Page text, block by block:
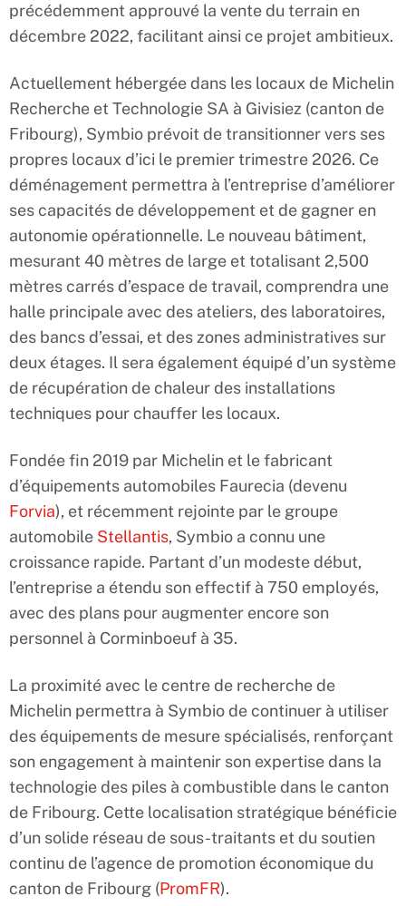
précédemment approuvé la vente du terrain en
décembre 2022, facilitant ainsi ce projet ambitieux.
Actuellement hébergée dans les locaux de Michelin
Recherche et Technologie SA à Givisiez (canton de
Fribourg), Symbio prévoit de transitionner vers ses
propres locaux d’ici le premier trimestre 2026. Ce
déménagement permettra à l’entreprise d’améliorer
ses capacités de développement et de gagner en
autonomie opérationnelle. Le nouveau bâtiment,
mesurant 40 mètres de large et totalisant 2,500
mètres carrés d’espace de travail, comprendra une
halle principale avec des ateliers, des laboratoires,
des bancs d’essai, et des zones administratives sur
deux étages. Il sera également équipé d’un système
de récupération de chaleur des installations
techniques pour chauffer les locaux.
Fondée fin 2019 par Michelin et le fabricant
d’équipements automobiles Faurecia (devenu
Forvia), et récemment rejointe par le groupe
automobile Stellantis, Symbio a connu une
croissance rapide. Partant d’un modeste début,
l’entreprise a étendu son effectif à 750 employés,
avec des plans pour augmenter encore son
personnel à Corminboeuf à 35.
La proximité avec le centre de recherche de
Michelin permettra à Symbio de continuer à utiliser
des équipements de mesure spécialisés, renforçant
son engagement à maintenir son expertise dans la
technologie des piles à combustible dans le canton
de Fribourg. Cette localisation stratégique bénéficie
d’un solide réseau de sous-traitants et du soutien
continu de l’agence de promotion économique du
canton de Fribourg (PromFR).